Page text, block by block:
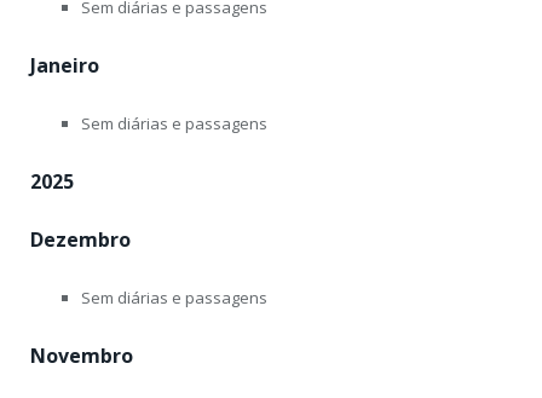
Sem diárias e passagens
Janeiro
Sem diárias e passagens
2025
Dezembro
Sem diárias e passagens
Novembro